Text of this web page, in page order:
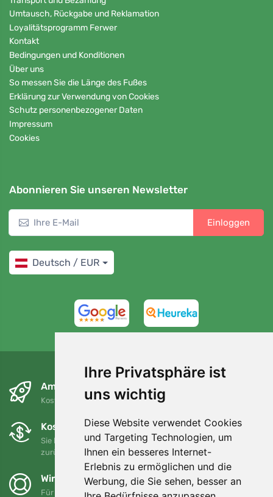
Ihre Privatsphäre ist
uns wichtig
Diese Website verwendet Cookies
und Targeting Technologien, um
Ihnen ein besseres Internet-
Erlebnis zu ermöglichen und die
Werbung, die Sie sehen, besser an
Umtausch, Rückgabe und Reklamation
Loyalitätsprogramm Ferwer
Kontakt
Bedingungen und Konditionen
Über uns
So messen Sie die Länge des Fußes
Erklärung zur Verwendung von Cookies
Schutz personenbezogener Daten
Impressum
Cookies
Abonnieren Sie unseren Newsletter
Einloggen
Deutsch / EUR
Am nächsten Tag und kostenlos
Kostenloser Versand für Bestellungen über 80 EUR
Kostenloser Umtausch und Rückgabe
Sie können Ihre Bestellung jederzeit innerhalb von 90 Tagen
zurückgeben oder umtauschen.
Wir unterstützen Trees.org
Für jede Bestellung pflanzen wir einen Baum! Mehr lesen